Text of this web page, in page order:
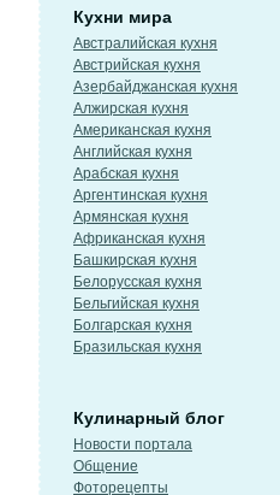
Кухни мира
Австралийская кухня
Австрийская кухня
Азербайджанская кухня
Алжирская кухня
Американская кухня
Английская кухня
Арабская кухня
Аргентинская кухня
Армянская кухня
Африканская кухня
Башкирская кухня
Белорусская кухня
Бельгийская кухня
Болгарская кухня
Бразильская кухня
Кулинарный блог
Новости портала
Общение
Фоторецепты